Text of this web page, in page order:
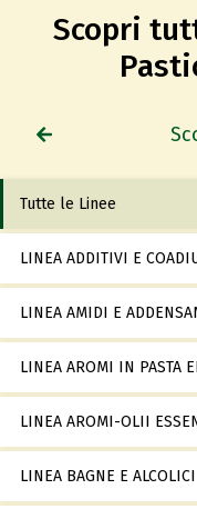
Scopri
Tutte le Linee
LINEA ADDITIVI E
LINEA AMIDI E
LINEA AROMI IN PASTA
LINEA AROMI-OLII
LINEA BAGNE E ALCOLICI